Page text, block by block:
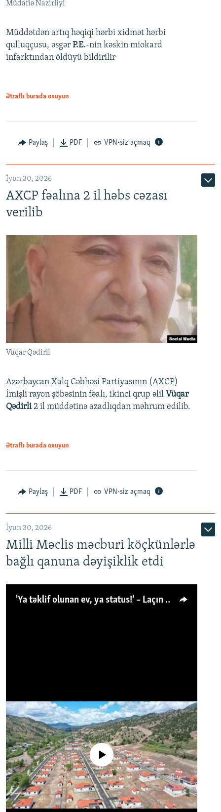
Müdafiə Nazirliyi
Müddətdən artıq həqiqi hərbi xidmət hərbi
qulluqçusu, əsgər P.E.-nin kəskin miokard
infarktından öldüyü bildirilir
Ətraflı burada oxuyun
Paylaş PDF VPN-siz açmaq
İyun 30, 2026
AXCP fəalına 2 il həbs cəzası
verilib
Vüqar Qədirli
Azərbaycan Xalq Cəbhəsi Partiyasının (AXCP)
İmişli rayon şöbəsinin fəalı, ikinci qrup əlil Vüqar
Qədirli2 il müddətinə azadlıqdan məhrum edilib.
Ətraflı burada oxuyun
Paylaş PDF VPN-siz açmaq
İyun 30, 2026
Milli Məclis məcburi köçkünlərlə
bağlı qanuna dəyişiklik etdi
'Ya təklif olunan ev, ya status!' – Laçın köçkünü: 'Laçından başqa heç hara!'
No media source currently available